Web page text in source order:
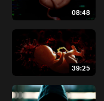
08:48
39:25